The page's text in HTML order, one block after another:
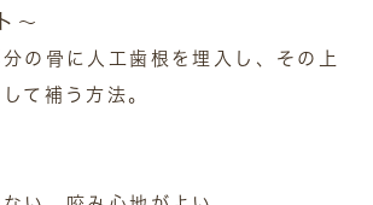
～
の骨に人工歯根を埋入し、その上
て補う方法。